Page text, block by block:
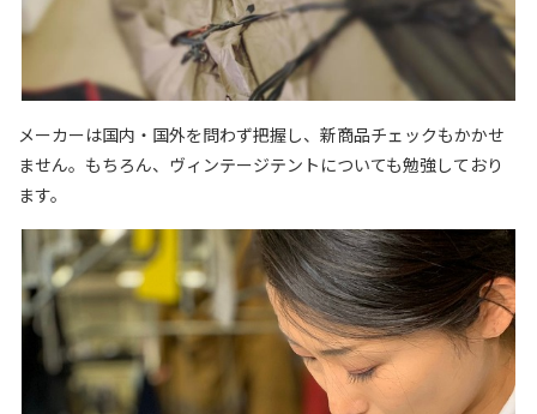
メーカーは国内・国外を問わず把握し、新商品チェックもかかせ
ません。もちろん、ヴィンテージテントについても勉強しており
ます。